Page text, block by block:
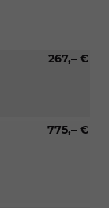
267,– €
775,– €